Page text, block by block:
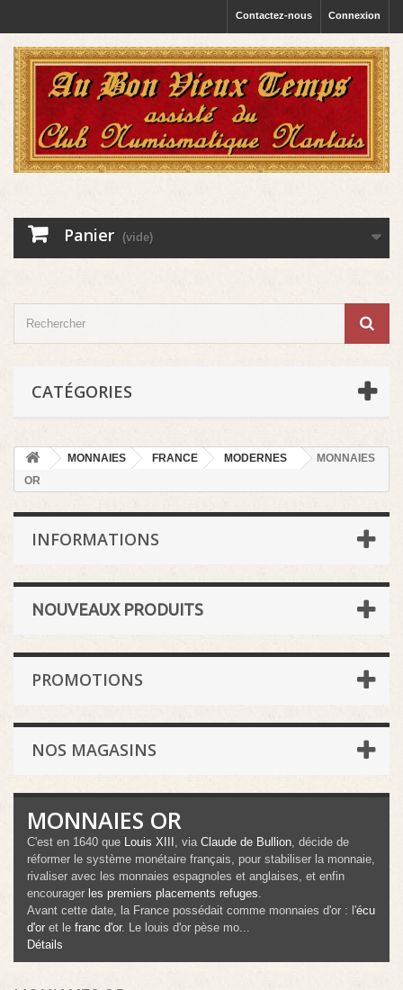
Connexion
Contactez-nous
Panier (vide)
CATÉGORIES
MONNAIES FRANCE MODERNES
MONNAIES
OR
INFORMATIONS
NOUVEAUX PRODUITS
PROMOTIONS
NOS MAGASINS
MONNAIES OR
C'est en 1640 que Louis XIII , via Claude de Bullion, décide de
réformer le système monétaire français, pour stabiliser la monnaie,
rivaliser avec les monnaies espagnoles et anglaises, et enfin
encourager les premiers placements refuges.
Avant cette date, la France possédait comme monnaies d'or : l'écu
d'or et le franc d'or. Le louis d'or pèse mo...
Détails